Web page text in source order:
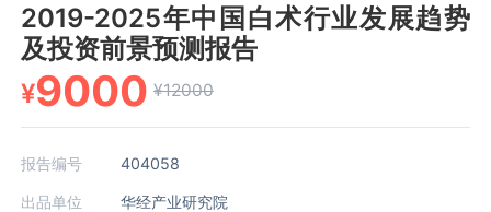
2019-2025年中国白术行业发展趋势
及投资前景预测报告
¥9000 ¥12000
报告编号 404058
出品单位 华经产业研究院